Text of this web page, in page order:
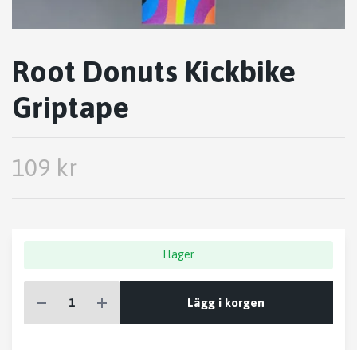
Root Donuts Kickbike
Griptape
109 kr
I lager
Lägg i korgen